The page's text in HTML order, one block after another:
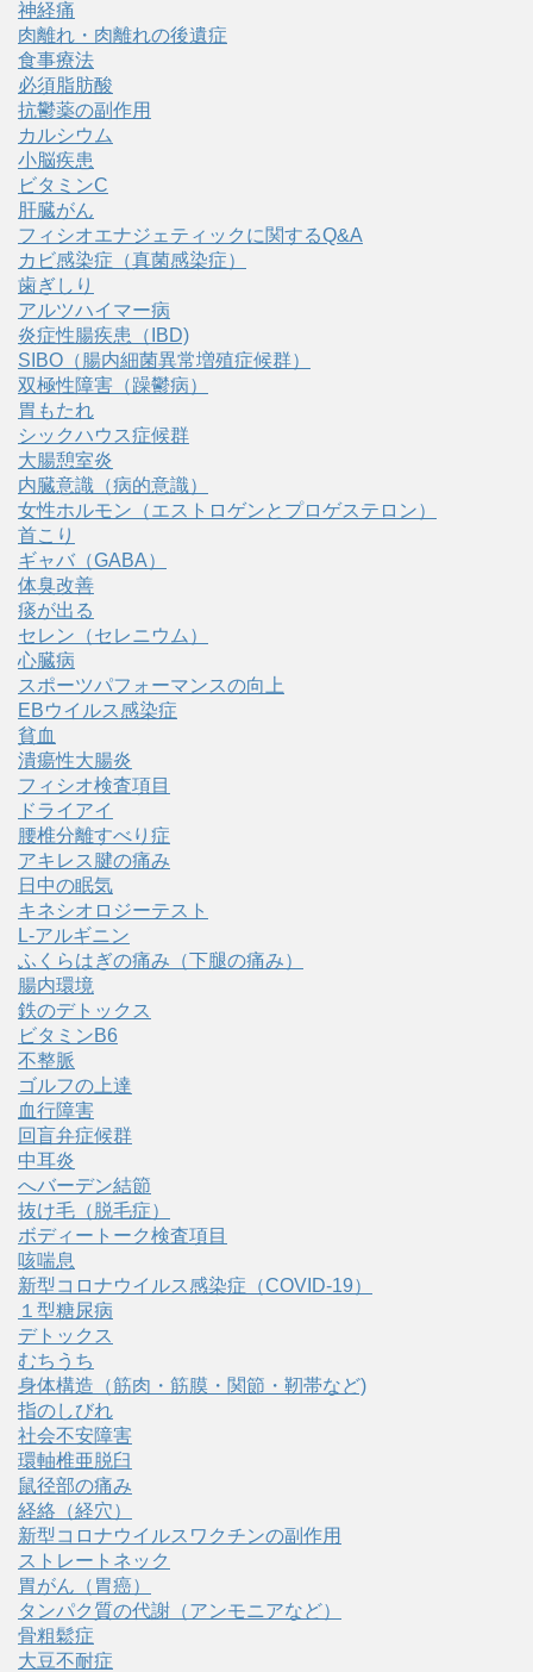
神経痛
肉離れ・肉離れの後遺症
食事療法
必須脂肪酸
抗鬱薬の副作用
カルシウム
小脳疾患
ビタミンC
肝臓がん
フィシオエナジェティックに関するQ&A
カビ感染症（真菌感染症）
歯ぎしり
アルツハイマー病
炎症性腸疾患（IBD)
SIBO（腸内細菌異常増殖症候群）
双極性障害（躁鬱病）
胃もたれ
シックハウス症候群
大腸憩室炎
内臓意識（病的意識）
女性ホルモン（エストロゲンとプロゲステロン）
首こり
ギャバ（GABA）
体臭改善
痰が出る
セレン（セレニウム）
心臓病
スポーツパフォーマンスの向上
EBウイルス感染症
貧血
潰瘍性大腸炎
フィシオ検査項目
ドライアイ
腰椎分離すべり症
アキレス腱の痛み
日中の眠気
キネシオロジーテスト
L-アルギニン
ふくらはぎの痛み（下腿の痛み）
腸内環境
鉄のデトックス
ビタミンB6
不整脈
ゴルフの上達
血行障害
回盲弁症候群
中耳炎
へバーデン結節
抜け毛（脱毛症）
ボディートーク検査項目
咳喘息
新型コロナウイルス感染症（COVID‑19）
１型糖尿病
デトックス
むちうち
身体構造（筋肉・筋膜・関節・靭帯など)
指のしびれ
社会不安障害
環軸椎亜脱臼
鼠径部の痛み
経絡（経穴）
新型コロナウイルスワクチンの副作用
ストレートネック
胃がん（胃癌）
タンパク質の代謝（アンモニアなど）
骨粗鬆症
大豆不耐症